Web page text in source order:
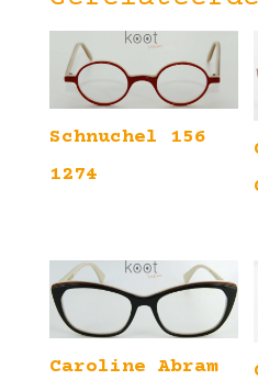
Schnuchel 156
1274
Caroline Abram